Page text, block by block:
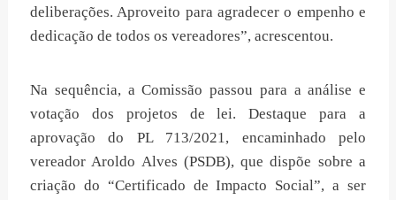
deliberações. Aproveito para agradecer o empenho e
dedicação de todos os vereadores”, acrescentou.
Na sequência, a Comissão passou para a análise e
votação dos projetos de lei. Destaque para a
aprovação do PL 713/2021, encaminhado pelo
vereador Aroldo Alves (PSDB), que dispõe sobre a
criação do “Certificado de Impacto Social”, a ser